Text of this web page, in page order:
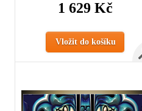
1 629 Kč
Vložit do košíku